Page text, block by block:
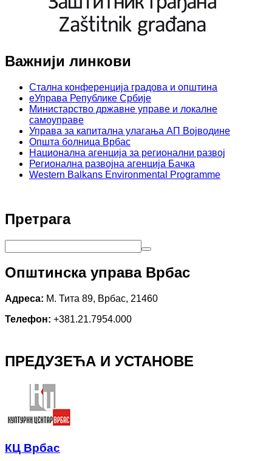
Важнији линкови
Стална конференција градова и општина
еУправа Републике Србије
Министарство државне управе и локалне
самоуправе
Управа за капитална улагања АП Војводине
Општа болница Врбас
Национална агенција за регионални развој
Регионална развојна агенција Бачка
Western Balkans Environmental Programme
Претрага
Општинска управа Врбас
Адреса: М. Тита 89, Врбас, 21460
Телефон: +381.21.7954.000
ПРЕДУЗЕЋА И УСТАНОВЕ
КЦ Врбас